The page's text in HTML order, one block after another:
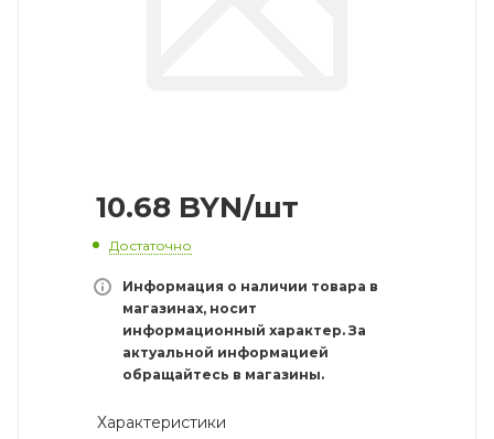
10.68 BYN/шт
Достаточно
Информация о наличии товара в
магазинах, носит
информационный характер. За
актуальной информацией
обращайтесь в магазины.
Характеристики